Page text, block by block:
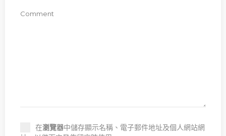
在瀏覽器中儲存顯示名稱、電子郵件地址及個人網站網